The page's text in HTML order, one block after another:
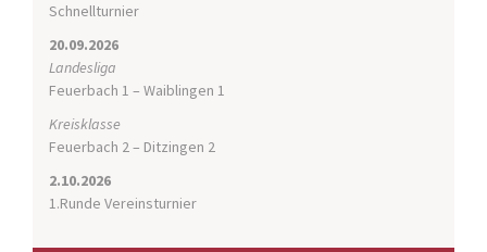
Schnellturnier
20.09.2026
Landesliga
Feuerbach 1 – Waiblingen 1
Kreisklasse
Feuerbach 2 – Ditzingen 2
2.10.2026
1.Runde Vereinsturnier